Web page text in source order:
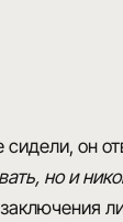
сидели, он
но и